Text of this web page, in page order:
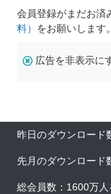
会員登録がまだお済
料） をお願いします。
広告を非表示に
昨日のダウンロード
先月のダウンロード
総会員数：1600万